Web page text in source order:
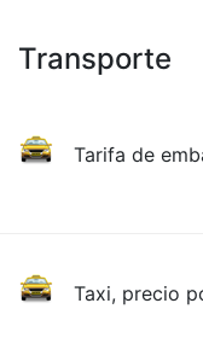
Transporte
Tarifa de
Taxi, precio